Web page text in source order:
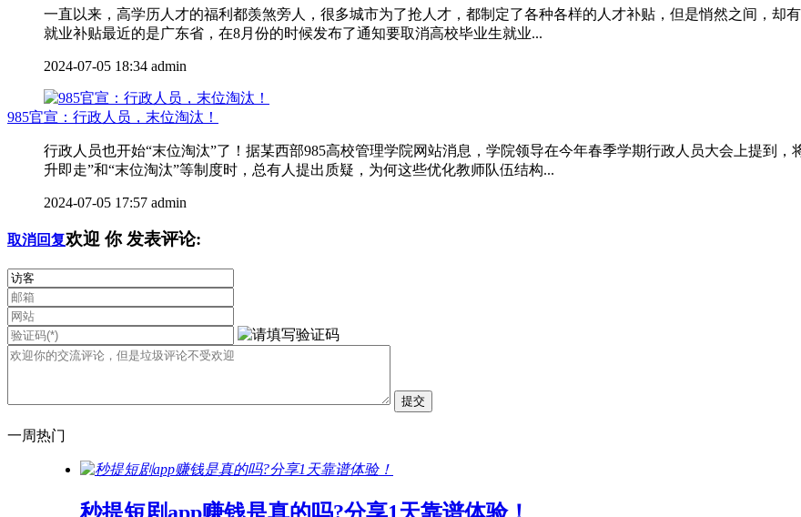
一直以来，高学历人才的福利都羡煞旁人，很多城市为了抢人才，都制定了各种各样的人才补贴，但是悄然之间，却
就业补贴最近的是广东省，在8月份的时候发布了通知要取消高校毕业生就业...
2024-07-05 18:34 admin
985官宣：行政人员，末位淘汰！
行政人员也开始“末位淘汰”了！据某西部985高校管理学院网站消息，学院领导在今年春季学期行政人员大会上提到
升即走”和“末位淘汰”等制度时，总有人提出质疑，为何这些优化教师队伍结构...
2024-07-05 17:57 admin
取消回复欢迎 你发表评论:
一周热门